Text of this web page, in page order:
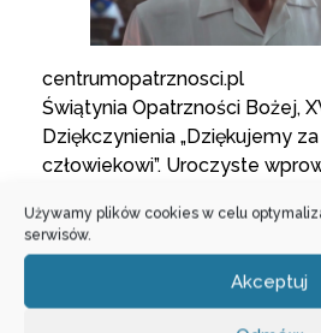
Używamy plików cookies w celu
serwisów.
Akceptuj
centrumopatrznosci.pl
Świątynia Opatrzności Bożej,
Dziękczynienia „Dziękujemy za
człowiekowi”. Uroczyste
#ŚwiętoDziękczynienia
#XVIIŚwiętoDziękczynienia
#śwJadwigaKrólowa